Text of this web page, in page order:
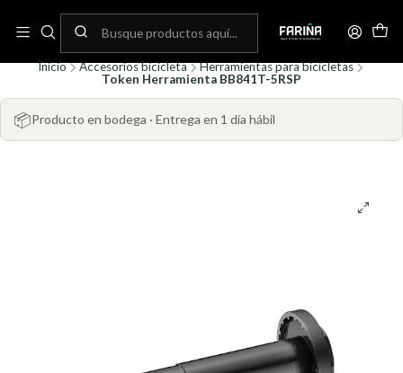
Envíos gratis por compras sobre 80.000! (No aplica para bicicletas)
Inicio Accesorios bicicleta
Herramientas para bicicletas
Token Herramienta BB841T-5RSP
📦Producto en bodega · Entrega en 1 día hábil